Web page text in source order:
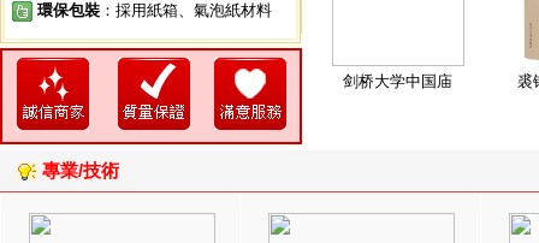
環保包裝 ：採用紙箱、氣泡紙材料
剑桥大学中国庙 裘
專業/技術